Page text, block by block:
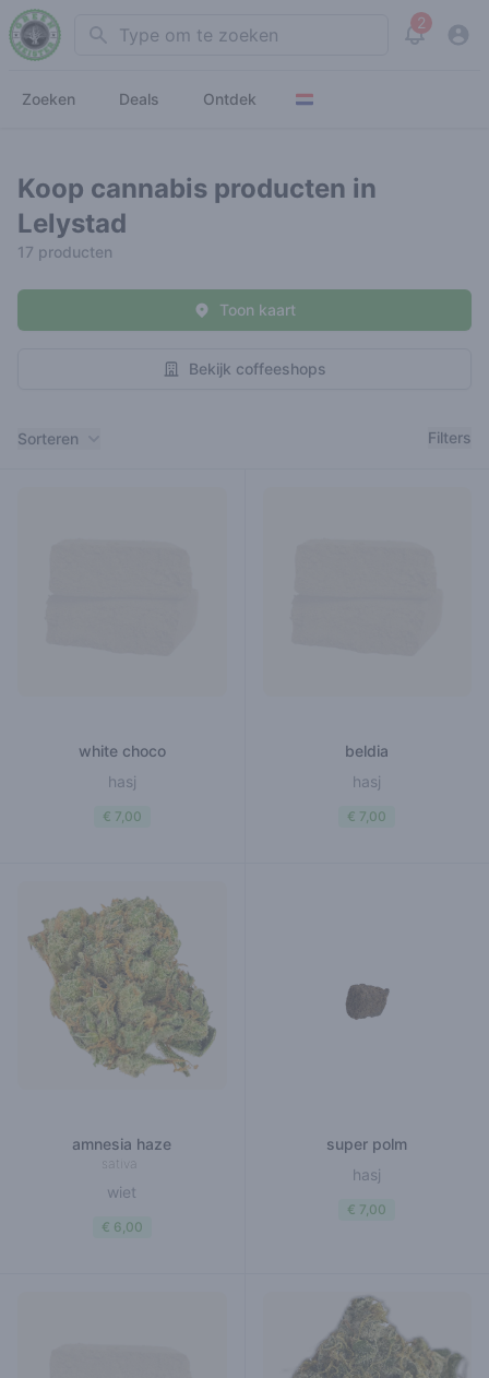
Search 2
View
Zoeken Deals Ontdek
Koop cannabis producten in
Lelystad
17 producten
Bekijk coffeeshops
Toon kaart
Filters
Sorteren Filters
white choco
hasj
€ 7,00
beldia
hasj
€ 7,00
amnesia haze
sativa
wiet
€ 6,00
super polm
hasj
€ 7,00